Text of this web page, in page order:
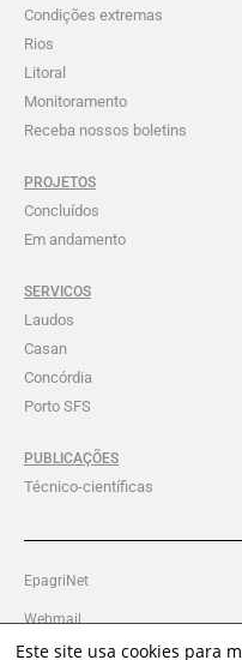
Condições extremas
Rios
Litoral
Monitoramento
Receba nossos boletins
PROJETOS
Concluídos
Em andamento
SERVICOS
Laudos
Casan
Concórdia
Porto SFS
PUBLICAÇÕES
Técnico-científicas
Webmail
EpagriNet
Este site usa cookies para